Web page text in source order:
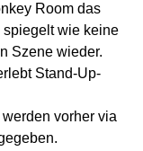
Room das
spiegelt wie keine
Szene wieder.
Stand-Up-
vorher via